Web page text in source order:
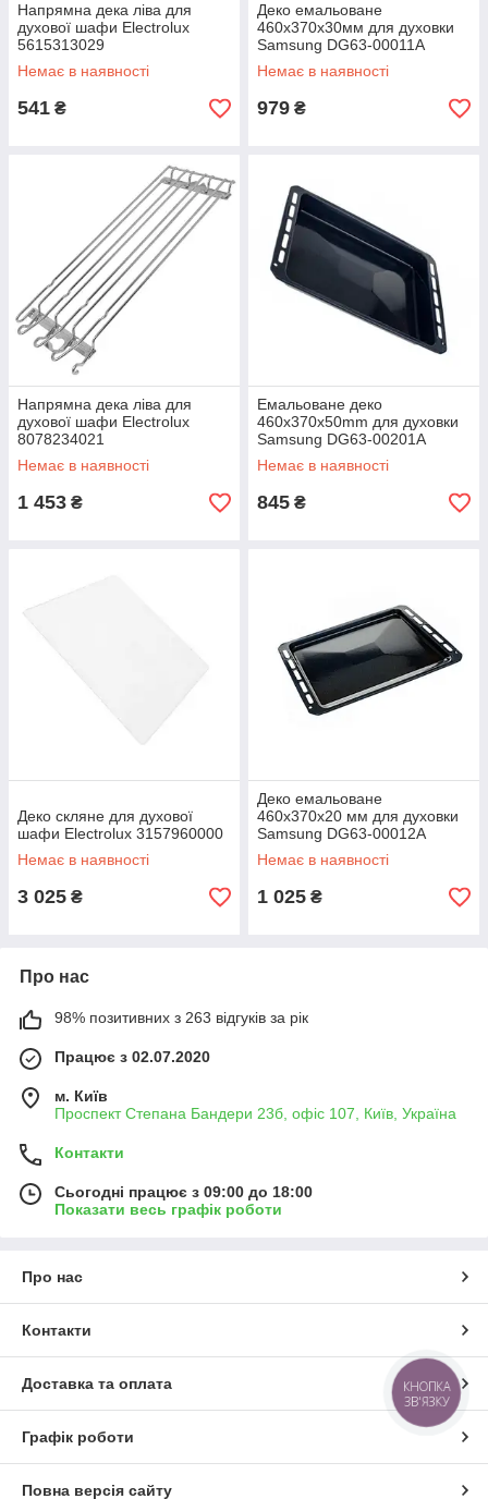
Напрямна дека ліва для
духової шафи Electrolux
5615313029
Немає в наявності
541 ₴
Деко емальоване
460x370x30мм для духовки
Samsung DG63-00011A
DG94-04821B
Немає в наявності
979 ₴
Напрямна дека ліва для
духової шафи Electrolux
8078234021
Немає в наявності
1 453 ₴
Емальоване деко
460x370x50mm для духовки
Samsung DG63-00201A
DG94-04821C
Немає в наявності
845 ₴
Деко скляне для духової
шафи Electrolux 3157960000
Немає в наявності
3 025 ₴
Деко емальоване
460x370x20 мм для духовки
Samsung DG63-00012A
DG94-04821A
Немає в наявності
1 025 ₴
Про нас
98% позитивних з 263 відгуків за рік
Працює з 02.07.2020
м. Київ
Проспект Степана Бандери 23б, офіс 107, Київ, Україна
Контакти
Сьогодні працює з 09:00 до 18:00
Показати весь графік роботи
Про нас
Контакти
Доставка та оплата
Графік роботи
Повна версія сайту
КНОПКА
ЗВ'ЯЗКУ